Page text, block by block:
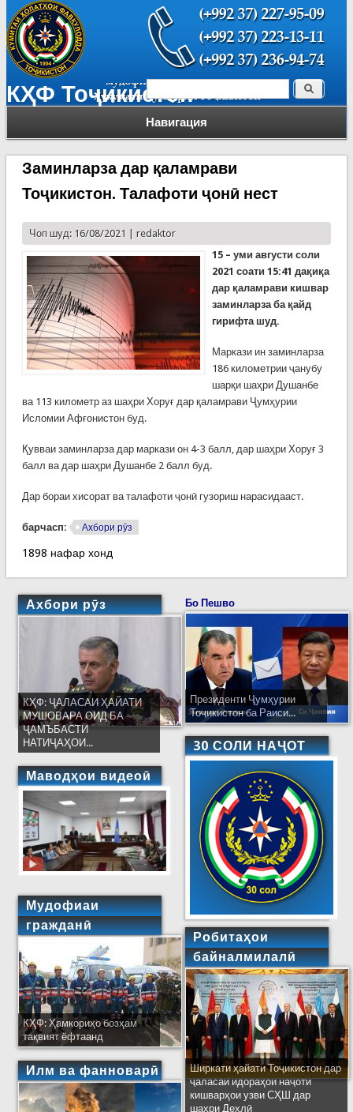
КҲФ Тоҷикистон
Навигация
Форма поиска Поиск
Заминларза дар қаламрави
Тоҷикистон. Талафоти ҷонӣ нест
Чоп шуд: 16/08/2021 | redaktor
15 – уми августи соли
2021 соати 15:41 дақиқа
дар қаламрави кишвар
заминларза ба қайд
гирифта шуд.
Маркази ин заминларза
186 километрии ҷанубу
шарқи шаҳри Душанбе
ва 113 километр аз шаҳри Хоруғ дар қаламрави Ҷумҳурии
Исломии Афғонистон буд.
Қувваи заминларза дар маркази он 4-3 балл, дар шаҳри Хоруғ 3
балл ва дар шаҳри Душанбе 2 балл буд.
Дар бораи хисорат ва талафоти ҷонӣ гузориш нарасидааст.
барчасп: Ахбори рӯз
1898 нафар хонд
Ахбори рӯз
КҲФ: ҶАЛАСАИ ҲАЙАТИ
МУШОВАРА ОИД БА
ҶАМЪБАСТИ
НАТИҶАҲОИ...
Маводҳои видеоӣ
Мудофиаи
гражданӣ
КҲФ: Ҳамкориҳо бозҳам
тақвият ёфтаанд
Илм ва фанноварӣ
Бо Пешво
Президенти Ҷумҳурии
Тоҷикистон ба Раиси...
30 СОЛИ НАҶОТ
Робитаҳои
байналмилалӣ
Ширкати ҳайати Тоҷикистон дар
ҷаласаи идораҳои наҷоти
кишварҳои узви СҲШ дар
шаҳри Деҳлӣ